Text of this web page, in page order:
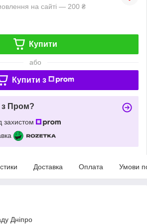
на сайті — 200 ₴
Купити
або
Купити з
з Пром?
захистом
Доставка Оплата Умови
Дніпро